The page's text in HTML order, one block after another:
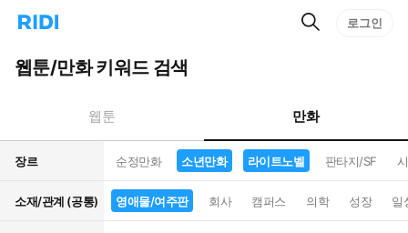
리
홈
으
턴
트
검
로그인
웹툰/만화 키워드 검색
웹툰 만화
장르 순정만화 소년만화 라이트노벨 판타지/SF
소재/관계 (공통) 영애물/여주판 회사 캠퍼스 의학 성장 일